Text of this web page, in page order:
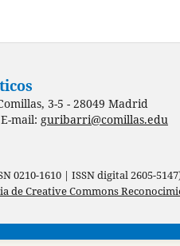
3-5 - 28049 Madrid
mail: guribarri@comillas.edu
0210-1610 | ISSN digital 2605-
de Creative Commons